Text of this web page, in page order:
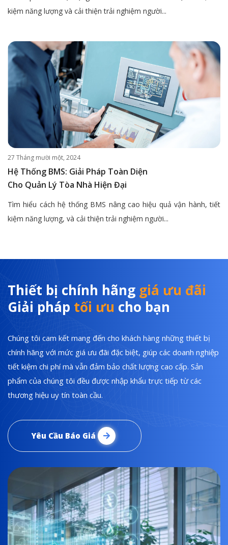
kiệm năng lượng và cải thiện trải nghiệm người...
27 Tháng mười một, 2024
Hệ Thống BMS: Giải Pháp Toàn Diện
Cho Quản Lý Tòa Nhà Hiện Đại
Tìm hiểu cách hệ thống BMS nâng cao hiệu quả vận hành, tiết
kiệm năng lượng, và cải thiện trải nghiệm người...
Thiết bị chính hãng giá ưu đãi
Giải pháp tối ưu cho bạn
Chúng tôi cam kết mang đến cho khách hàng những thiết bị
chính hãng với mức giá ưu đãi đặc biệt, giúp các doanh nghiệp
tiết kiệm chi phí mà vẫn đảm bảo chất lượng cao cấp. Sản
phẩm của chúng tôi đều được nhập khẩu trực tiếp từ các
thương hiệu uy tín toàn cầu.
Yêu Cầu Báo Giá